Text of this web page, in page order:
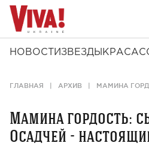
НОВОСТИ ЗВЕЗДЫ КРАСА
ГЛАВНАЯ АРХИВ МАМИНА
Мамина гордость:
Осадчей -